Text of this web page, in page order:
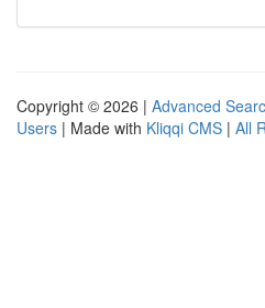
Copyright © 2026 | Advanced
Users | Made with Kliqqi CMS | All